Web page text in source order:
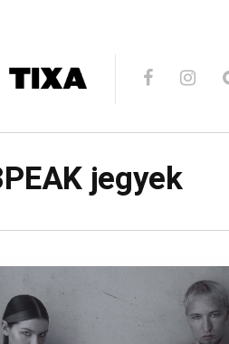
jegyek